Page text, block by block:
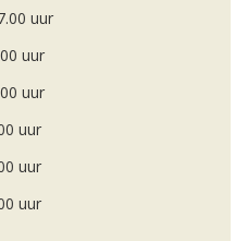
uur
uur
uur
uur
uur
uur